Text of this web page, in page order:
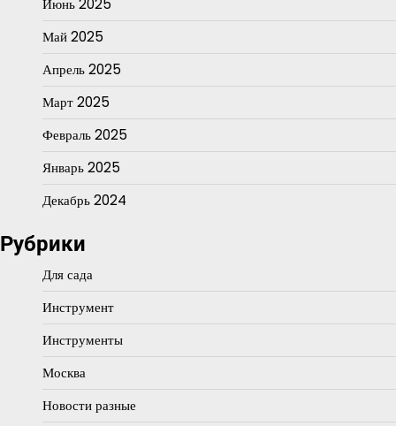
Май 2025
Апрель 2025
Март 2025
Февраль 2025
Январь 2025
Декабрь 2024
Рубрики
Для сада
Инструмент
Инструменты
Москва
Новости разные